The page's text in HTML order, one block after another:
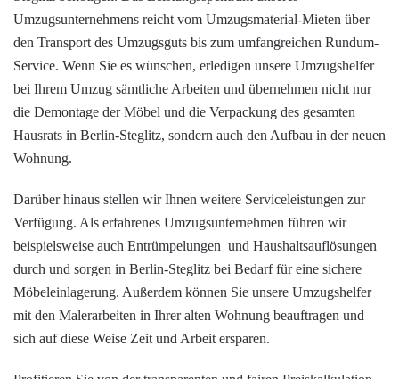
Umzugsunternehmens reicht vom Umzugsmaterial-Mieten über
den Transport des Umzugsguts bis zum umfangreichen Rundum-
Service. Wenn Sie es wünschen, erledigen unsere Umzugshelfer
bei Ihrem Umzug sämtliche Arbeiten und übernehmen nicht nur
die Demontage der Möbel und die Verpackung des gesamten
Hausrats in Berlin-Steglitz, sondern auch den Aufbau in der neuen
Wohnung.
Darüber hinaus stellen wir Ihnen weitere Serviceleistungen zur
Verfügung. Als erfahrenes Umzugsunternehmen führen wir
beispielsweise auch Entrümpelungen und Haushaltsauflösungen
durch und sorgen in Berlin-Steglitz bei Bedarf für eine sichere
Möbeleinlagerung. Außerdem können Sie unsere Umzugshelfer
mit den Malerarbeiten in Ihrer alten Wohnung beauftragen und
sich auf diese Weise Zeit und Arbeit ersparen.